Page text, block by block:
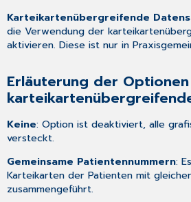
Karteikartenübergreifende
die Verwendung der
aktivieren. Diese ist nur in
Erläuterung der
Keine: Option ist deaktiviert, alle
versteckt.
Gemeinsame Patientennummern:
Karteikarten der Patienten mit
zusammengeführt.